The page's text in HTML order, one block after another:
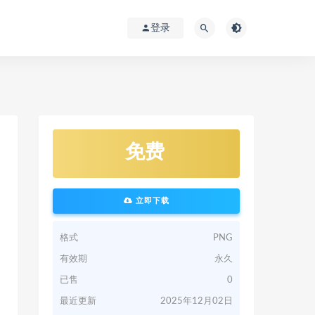
登录
免费
立即下载
格式 PNG
有效期 永久
已售 0
最近更新 2025年12月02日